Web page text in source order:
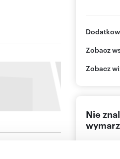
Warszawa
PL
Zobacz
Zobacz
Nie